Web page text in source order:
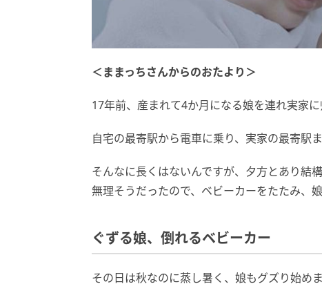
＜ままっちさんからのおたより＞
17年前、産まれて4か月になる娘を連れ実家
自宅の最寄駅から電車に乗り、実家の最寄駅
そんなに長くはないんですが、夕方とあり結
無理そうだったので、ベビーカーをたたみ、
ぐずる娘、倒れるベビーカー
その日は秋なのに蒸し暑く、娘もグズり始めま